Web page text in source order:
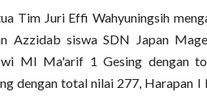
Tim Juri Effi Wahyuningsih
Azzidab siswa SDN Japan
MI Ma'arif 1 Gesing dengan
dengan total nilai 277, Harapan